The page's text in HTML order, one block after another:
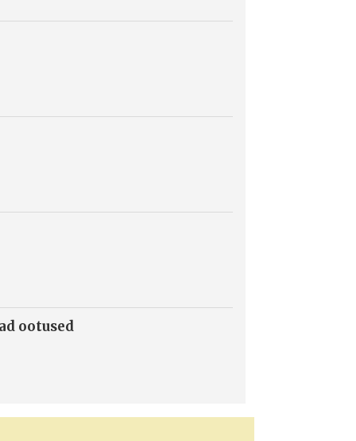
ootused